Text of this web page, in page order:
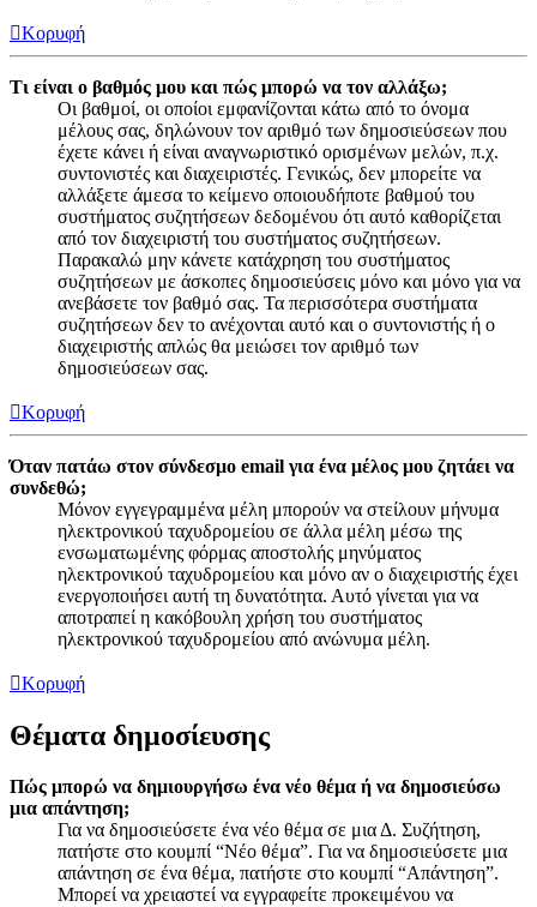
Κορυφή
Τι είναι ο βαθμός μου και πώς μπορώ να τον αλλάξω;
Οι βαθμοί, οι οποίοι εμφανίζονται κάτω από το όνομα
μέλους σας, δηλώνουν τον αριθμό των δημοσιεύσεων που
έχετε κάνει ή είναι αναγνωριστικό ορισμένων μελών, π.χ.
συντονιστές και διαχειριστές. Γενικώς, δεν μπορείτε να
αλλάξετε άμεσα το κείμενο οποιουδήποτε βαθμού του
συστήματος συζητήσεων δεδομένου ότι αυτό καθορίζεται
από τον διαχειριστή του συστήματος συζητήσεων.
Παρακαλώ μην κάνετε κατάχρηση του συστήματος
συζητήσεων με άσκοπες δημοσιεύσεις μόνο και μόνο για να
ανεβάσετε τον βαθμό σας. Τα περισσότερα συστήματα
συζητήσεων δεν το ανέχονται αυτό και ο συντονιστής ή ο
διαχειριστής απλώς θα μειώσει τον αριθμό των
δημοσιεύσεων σας.
Κορυφή
Όταν πατάω στον σύνδεσμο email για ένα μέλος μου ζητάει να
συνδεθώ;
Μόνον εγγεγραμμένα μέλη μπορούν να στείλουν μήνυμα
ηλεκτρονικού ταχυδρομείου σε άλλα μέλη μέσω της
ενσωματωμένης φόρμας αποστολής μηνύματος
ηλεκτρονικού ταχυδρομείου και μόνο αν ο διαχειριστής έχει
ενεργοποιήσει αυτή τη δυνατότητα. Αυτό γίνεται για να
αποτραπεί η κακόβουλη χρήση του συστήματος
ηλεκτρονικού ταχυδρομείου από ανώνυμα μέλη.
Κορυφή
Θέματα δημοσίευσης
Πώς μπορώ να δημιουργήσω ένα νέο θέμα ή να δημοσιεύσω
μια απάντηση;
Για να δημοσιεύσετε ένα νέο θέμα σε μια Δ. Συζήτηση,
πατήστε στο κουμπί “Νέο θέμα”. Για να δημοσιεύσετε μια
απάντηση σε ένα θέμα, πατήστε στο κουμπί “Απάντηση”.
Μπορεί να χρειαστεί να εγγραφείτε προκειμένου να